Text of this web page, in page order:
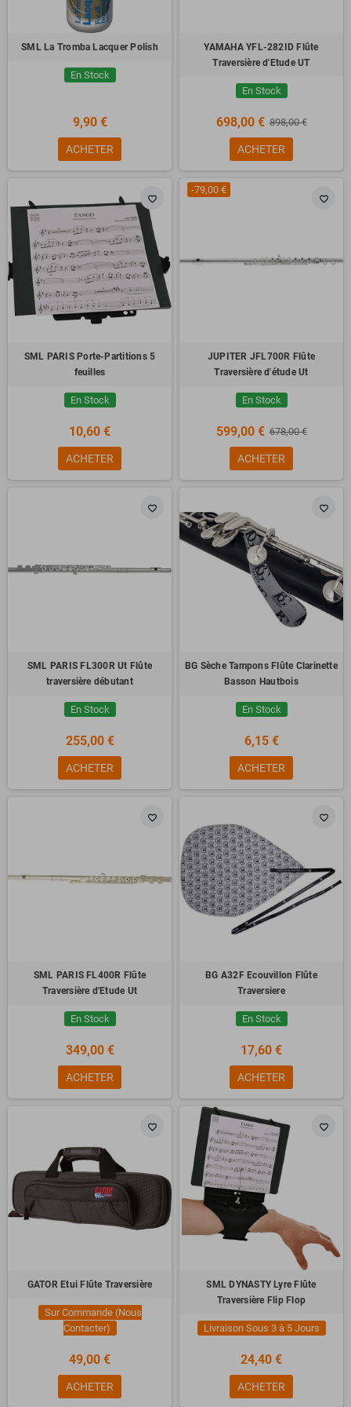
SML La Tromba Lacquer Polish
En Stock
9,90 €
ACHETER
YAMAHA YFL-282ID Flûte
Traversière d'Etude UT
En Stock
698,00 € 898,00 €
ACHETER
favorite_border
SML PARIS Porte-Partitions 5
feuilles
En Stock
10,60 €
ACHETER
favorite_border
-79,00 €
JUPITER JFL700R Flûte
Traversière d'étude Ut
En Stock
599,00 € 678,00 €
ACHETER
favorite_border
SML PARIS FL300R Ut Flûte
traversière débutant
En Stock
255,00 €
ACHETER
favorite_border
BG Sèche Tampons Flûte Clarinette
Basson Hautbois
En Stock
6,15 €
ACHETER
favorite_border
SML PARIS FL400R Flûte
Traversière d'Etude Ut
En Stock
349,00 €
ACHETER
favorite_border
BG A32F Ecouvillon Flûte
Traversiere
En Stock
17,60 €
ACHETER
favorite_border
GATOR Etui Flûte Traversière
Sur Commande (Nous
Contacter)
49,00 €
ACHETER
favorite_border
SML DYNASTY Lyre Flûte
Traversière Flip Flop
Livraison Sous 3 à 5 Jours
24,40 €
ACHETER